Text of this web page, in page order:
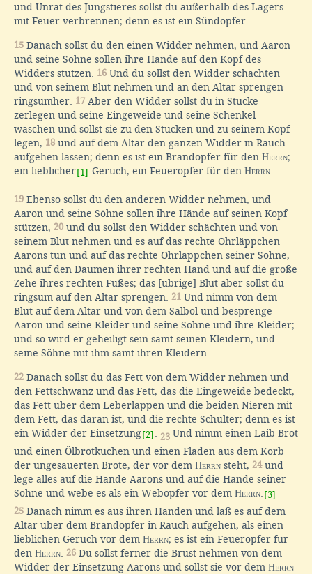
und Unrat des Jungstieres sollst du außerhalb des Lagers
mit Feuer verbrennen; denn es ist ein Sündopfer.
15 Danach sollst du den einen Widder nehmen, und Aaron
und seine Söhne sollen ihre Hände auf den Kopf des
Widders stützen. 16 Und du sollst den Widder schächten
und von seinem Blut nehmen und an den Altar sprengen
ringsumher. 17 Aber den Widder sollst du in Stücke
zerlegen und seine Eingeweide und seine Schenkel
waschen und sollst sie zu den Stücken und zu seinem Kopf
legen, 18 und auf dem Altar den ganzen Widder in Rauch
aufgehen lassen; denn es ist ein Brandopfer für den Herrn;
ein lieblicher [1] Geruch, ein Feueropfer für den Herrn
19 Ebenso sollst du den anderen Widder nehmen, und
Aaron und seine Söhne sollen ihre Hände auf seinen Kopf
stützen, 20 und du sollst den Widder schächten und von
seinem Blut nehmen und es auf das rechte Ohrläppchen
Aarons tun und auf das rechte Ohrläppchen seiner Söhne,
und auf den Daumen ihrer rechten Hand und auf die große
Zehe ihres rechten Fußes; das [übrige] Blut aber sollst du
ringsum auf den Altar sprengen. 21 Und nimm von dem
Blut auf dem Altar und von dem Salböl und besprenge
Aaron und seine Kleider und seine Söhne und ihre Kleider;
und so wird er geheiligt sein samt seinen Kleidern, und
seine Söhne mit ihm samt ihren Kleidern.
22 Danach sollst du das Fett von dem Widder nehmen und
den Fettschwanz und das Fett, das die Eingeweide bedeckt,
das Fett über dem Leberlappen und die beiden Nieren mit
dem Fett, das daran ist, und die rechte Schulter; denn es ist
ein Widder der Einsetzung [2] 23 Und nimm einen Laib Brot
und einen Ölbrotkuchen und einen Fladen aus dem Korb
der ungesäuerten Brote, der vor dem Herrn steht, 24und
lege alles auf die Hände Aarons und auf die Hände seiner
Söhne und webe es als ein Webopfer vor dem Herrn [3]
25 Danach nimm es aus ihren Händen und laß es auf dem
Altar über dem Brandopfer in Rauch aufgehen, als einen
lieblichen Geruch vor dem Herrn; es ist ein Feueropfer für
den Herrn 26 Du sollst ferner die Brust nehmen von dem
Widder der Einsetzung Aarons und sollst sie vor dem Herrn